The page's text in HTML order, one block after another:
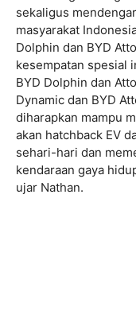
sekaligus
masyarakat
Dolphin dan BYD
kesempatan spesial
BYD Dolphin dan
Dynamic dan BYD
diharapkan mampu
akan hatchback EV
sehari-hari dan
kendaraan gaya
ujar Nathan.